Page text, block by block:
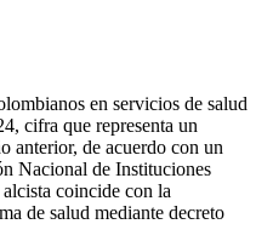
en servicios de salud
cifra que representa un
anterior, de acuerdo con un
Nacional de Instituciones
coincide con la
de salud mediante decreto